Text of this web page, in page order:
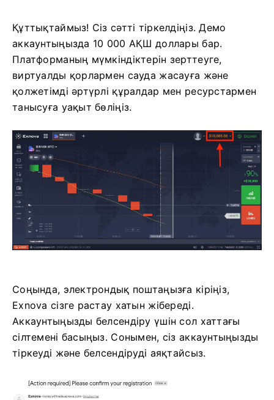
Құттықтаймыз! Сіз сәтті тіркелдіңіз. Демо
аккаунтыңызда 10 000 АҚШ доллары бар.
Платформаның мүмкіндіктерін зерттеуге,
виртуалды қорлармен сауда жасауға және
қолжетімді әртүрлі құралдар мен ресурстармен
танысуға уақыт бөліңіз.
Соңында, электрондық поштаңызға кіріңіз,
Exnova сізге растау хатын жібереді.
Аккаунтыңызды белсендіру үшін сол хаттағы
сілтемені басыңыз. Сонымен, сіз аккаунтыңызды
тіркеуді және белсендіруді аяқтайсыз.